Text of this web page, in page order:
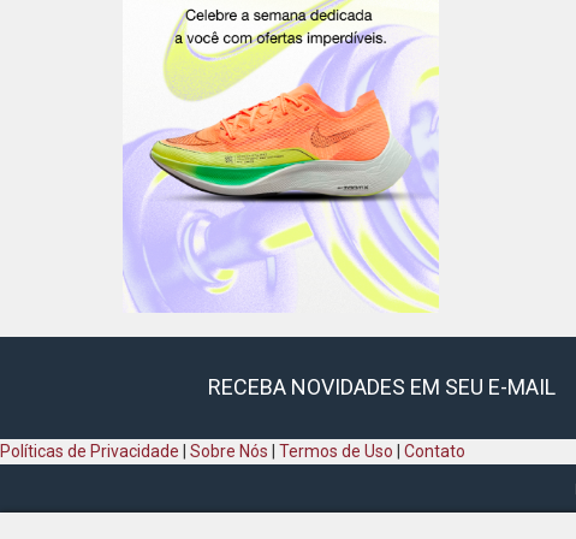
RECEBA NOVIDADES EM SEU E-MAIL
Políticas de Privacidade Sobre Nós Termos de Uso Contato